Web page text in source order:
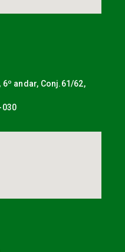
andar, Conj.61/62,
030